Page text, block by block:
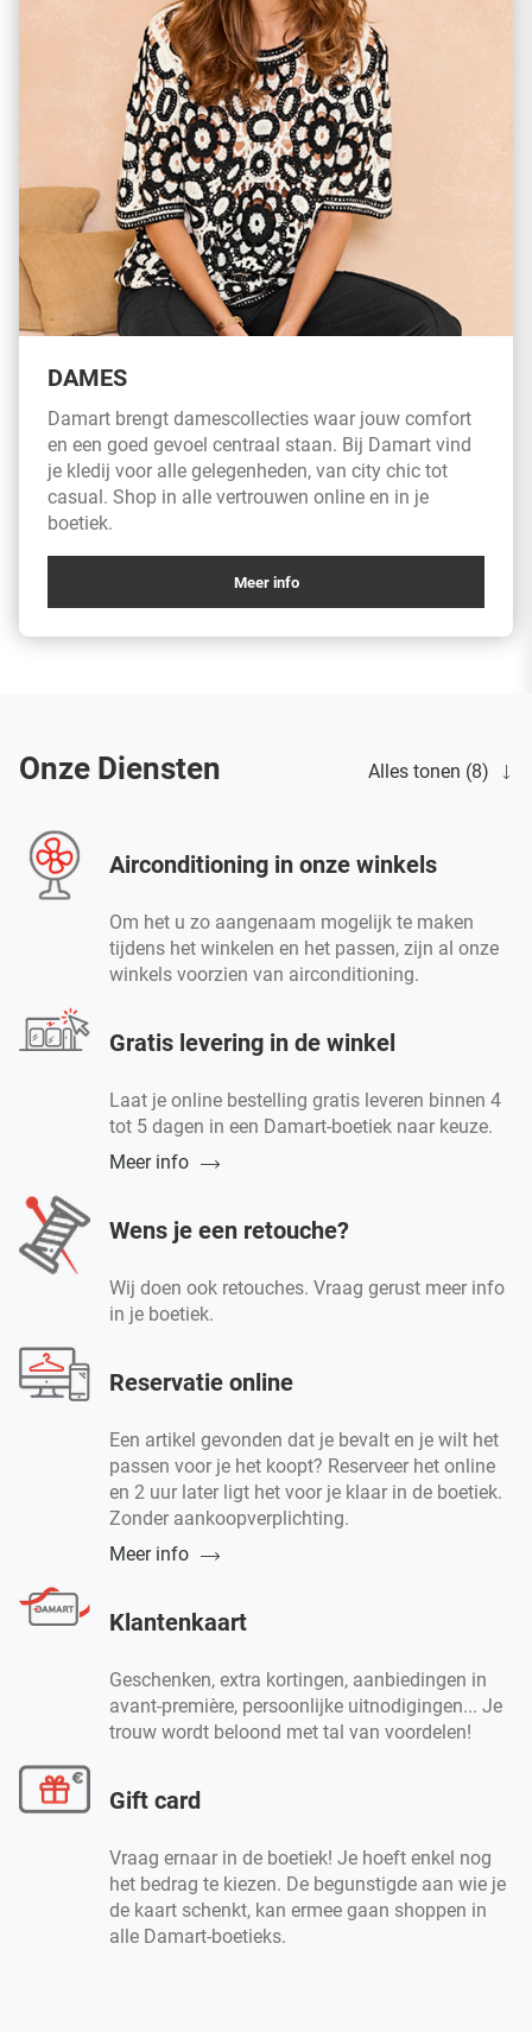
DAMES
Damart brengt damescollecties waar jouw comfort
en een goed gevoel centraal staan. Bij Damart vind
je kledij voor alle gelegenheden, van city chic tot
casual. Shop in alle vertrouwen online en in je
boetiek.
Meer info
Onze Diensten Alles tonen (8)
Airconditioning in onze winkels
Om het u zo aangenaam mogelijk te maken
tijdens het winkelen en het passen, zijn al onze
winkels voorzien van airconditioning.
Gratis levering in de winkel
Laat je online bestelling gratis leveren binnen 4
tot 5 dagen in een Damart-boetiek naar keuze.
Meer info
Wens je een retouche?
Wij doen ook retouches. Vraag gerust meer info
in je boetiek.
Reservatie online
Een artikel gevonden dat je bevalt en je wilt het
passen voor je het koopt? Reserveer het online
en 2 uur later ligt het voor je klaar in de boetiek.
Zonder aankoopverplichting.
Meer info
Klantenkaart
Geschenken, extra kortingen, aanbiedingen in
avant-première, persoonlijke uitnodigingen... Je
trouw wordt beloond met tal van voordelen!
Gift card
Vraag ernaar in de boetiek! Je hoeft enkel nog
het bedrag te kiezen. De begunstigde aan wie je
de kaart schenkt, kan ermee gaan shoppen in
alle Damart-boetieks.